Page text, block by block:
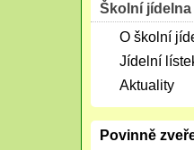
Školní jídelna
O školní
Jídelní
Aktuality
Povinně